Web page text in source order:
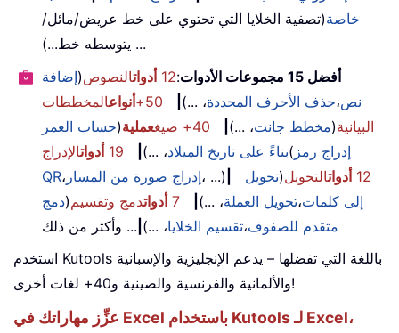
خاصة(تصفية الخلايا التي تحتوي على خط عريض/مائل/
يتوسطه خط...) ...
أفضل 15 مجموعات الأدوات
:
12 أدواتالنصوص(إضافة
نص،حذف الأحرف المحددة، ...) 50+ أنواعالمخططات
البيانية(مخطط جانت، ...) 40+ صيغ عملية(حساب العمر
بناءً على تاريخ الميلاد، ...) 19 أدواتالإدراج ( إدراج رمز
QR، إدراج صورة من المسار، ...) 12 أدواتالتحويل(تحويل
إلى كلمات،تحويل العملة، ...) 7 أدواتدمج وتقسيم (دمج
متقدم للصفوف،تقسيم الخلايا، ...) ... وأكثر من ذلك
استخدم Kutools باللغة التي تفضلها – يدعم الإنجليزية والإسبانية
والألمانية والفرنسية والصينية و40+ لغات أخرى!
عزِّز مهاراتك في Excel باستخدام Kutools لـ Excel،